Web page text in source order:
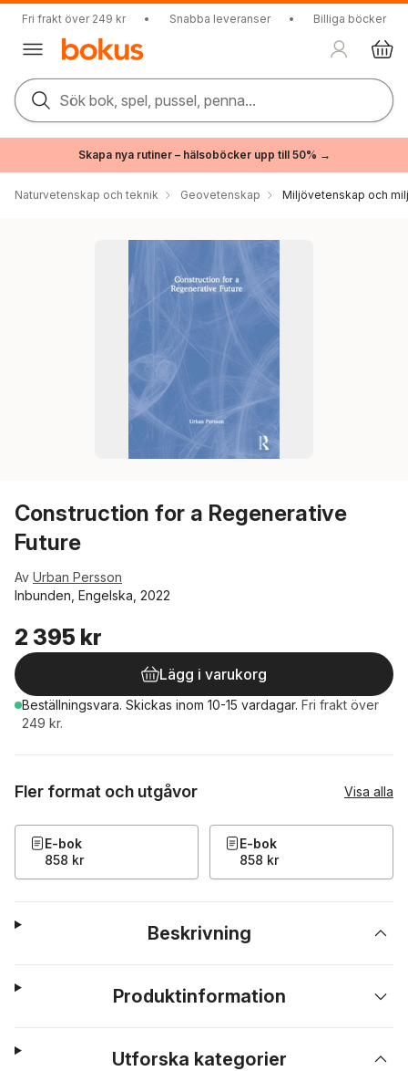
Fri frakt över 249 kr • Snabba leveranser • Billiga böcker
Sök bok, spel, pussel, penna...
Skapa nya rutiner – hälsoböcker upp till 50% →
Naturvetenskap och teknik Geovetenskap Miljövetenskap och
Construction for a Regenerative
Future
Av Urban Persson
Inbunden, Engelska, 2022
2 395 kr
Lägg i varukorg
Beställningsvara. Skickas inom 10-15 vardagar. Fri frakt över
249 kr.
Fler format och utgåvor Visa alla
E-bok
858 kr
E-bok
858 kr
Beskrivning
Produktinformation
Utforska kategorier